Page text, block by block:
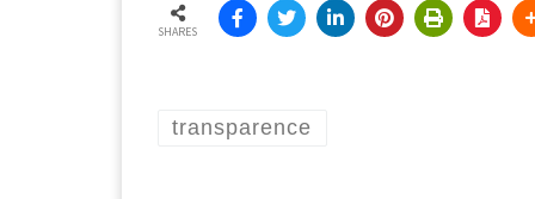
SHARES
transparence